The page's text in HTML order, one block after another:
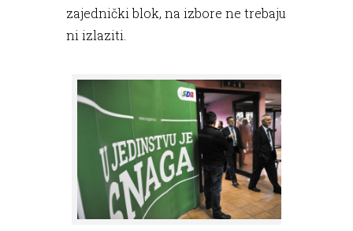
zajednički blok, na izbore ne trebaju
ni izlaziti.